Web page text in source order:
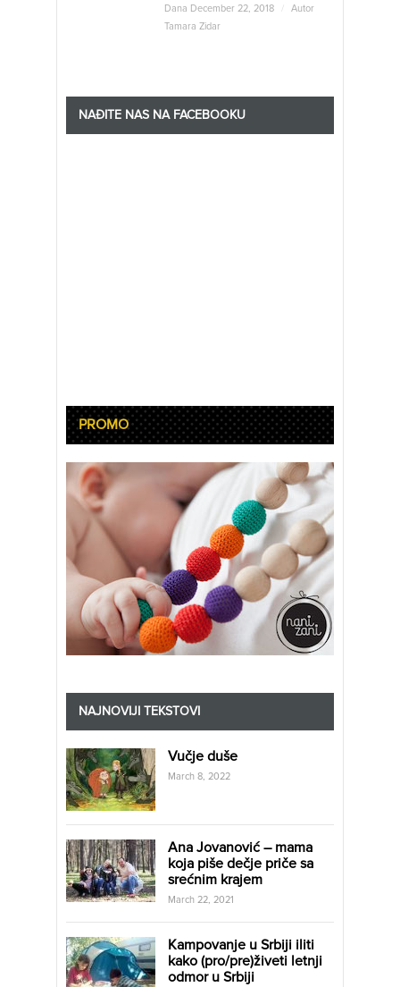
Dana December 22, 2018
Autor
Tamara Zidar
NAĐITE NAS NA FACEBOOKU
PROMO
NAJNOVIJI TEKSTOVI
Vučje duše
March 8, 2022
Ana Jovanović – mama
koja piše dečje priče sa
srećnim krajem
March 22, 2021
Kampovanje u Srbiji iliti
kako (pro/pre)živeti letnji
odmor u Srbiji